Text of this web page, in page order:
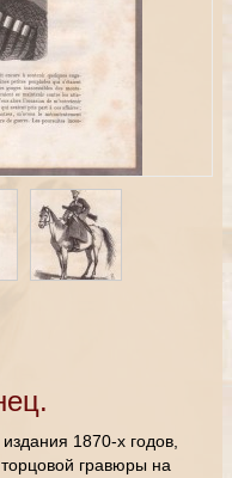
1870-х годов,
гравюры на